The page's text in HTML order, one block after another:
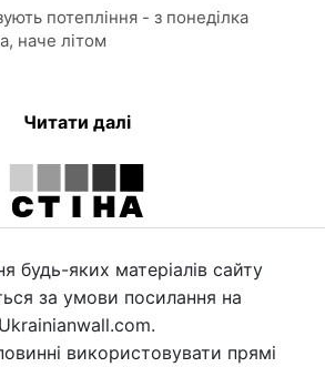
потепління - з понеділка
наче літом
Читати далі
будь-яких матеріалів сайту
за умови посилання на
Ukrainianwall.com.
використовувати прямі